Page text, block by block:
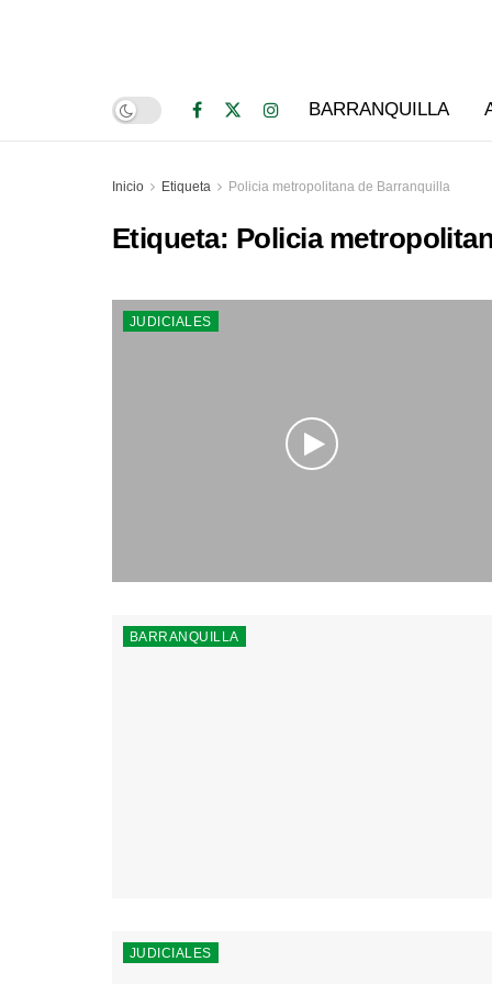
BARRANQUILLA
Inicio Etiqueta Policia metropolitana de Barranquilla
Etiqueta: Policia
JUDICIALES
BARRANQUILLA
JUDICIALES